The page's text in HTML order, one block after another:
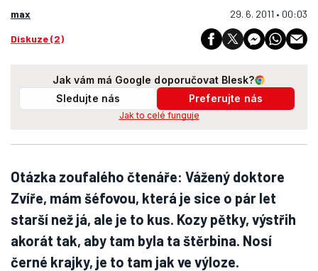
max 29. 6. 2011 • 00:03
Diskuze (2)
Jak vám má Google doporučovat Blesk?
Sledujte nás
Preferujte nás
Jak to celé funguje
Otázka zoufalého čtenáře: Vážený doktore
Zvíře, mám šéfovou, která je sice o pár let
starší než já, ale je to kus. Kozy pětky, výstřih
akorát tak, aby tam byla ta štěrbina. Nosí
černé krajky, je to tam jak ve výloze.